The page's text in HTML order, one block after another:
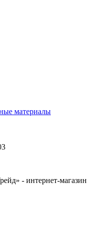
материалы
- интернет-магазин